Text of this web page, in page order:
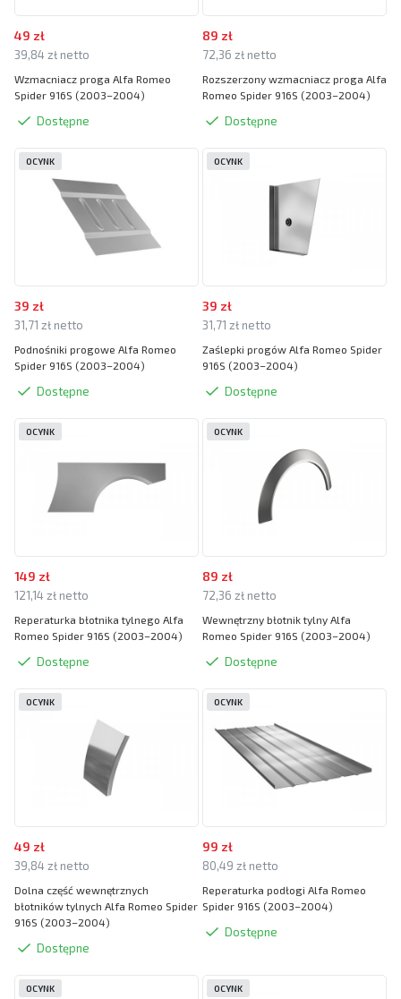
49 zł
39,84 zł netto
Wzmacniacz proga Alfa Romeo
Spider 916S (2003–2004)
Dostępne
89 zł
72,36 zł netto
Rozszerzony wzmacniacz proga Alfa
Romeo Spider 916S (2003–2004)
Dostępne
39 zł
31,71 zł netto
Podnośniki progowe Alfa Romeo
Spider 916S (2003–2004)
Dostępne
OCYNK
39 zł
31,71 zł netto
Zaślepki progów Alfa Romeo Spider
916S (2003–2004)
Dostępne
OCYNK
149 zł
121,14 zł netto
Reperaturka błotnika tylnego Alfa
Romeo Spider 916S (2003–2004)
Dostępne
OCYNK
89 zł
72,36 zł netto
Wewnętrzny błotnik tylny Alfa
Romeo Spider 916S (2003–2004)
Dostępne
OCYNK
49 zł
39,84 zł netto
Dolna część wewnętrznych
błotników tylnych Alfa Romeo Spider
916S (2003–2004)
Dostępne
OCYNK
99 zł
80,49 zł netto
Reperaturka podłogi Alfa Romeo
Spider 916S (2003–2004)
Dostępne
OCYNK
OCYNK OCYNK